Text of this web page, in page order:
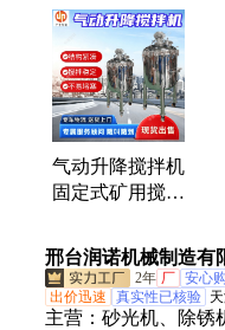
机、瓦斯稀释器、洗
置、瞬变电磁仪、井
仪、音视频记录仪、
式矿车、气动绞车、
气动升降搅拌机
固定式矿用搅拌
邢台润诺机械制造有
2年 厂 安心购
出价迅速
真实性已核验
主营： 砂光机、除锈